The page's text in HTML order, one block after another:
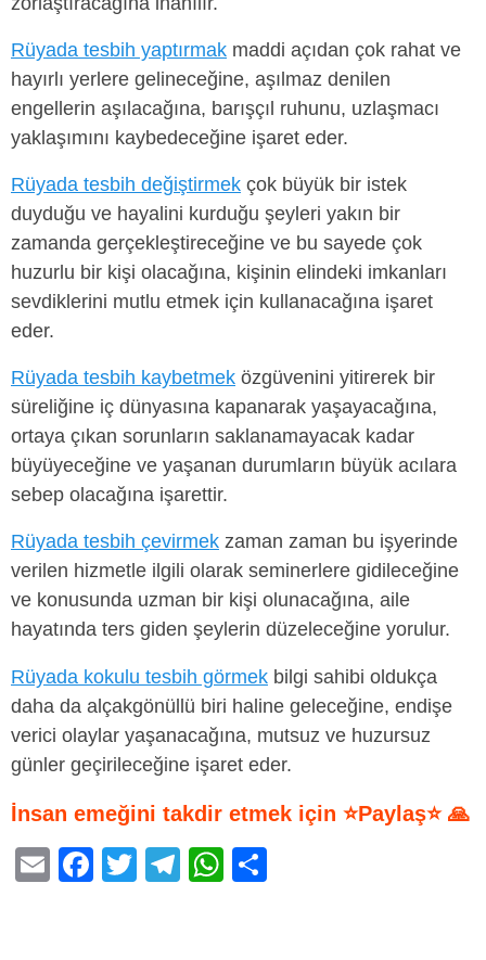
Rüyada tesbih yaptırmak maddi açıdan çok rahat ve
hayırlı yerlere gelineceğine, aşılmaz denilen
engellerin aşılacağına, barışçıl ruhunu, uzlaşmacı
yaklaşımını kaybedeceğine işaret eder.
Rüyada tesbih değiştirmek çok büyük bir istek
duyduğu ve hayalini kurduğu şeyleri yakın bir
zamanda gerçekleştireceğine ve bu sayede çok
huzurlu bir kişi olacağına, kişinin elindeki imkanları
sevdiklerini mutlu etmek için kullanacağına işaret
eder.
Rüyada tesbih kaybetmek özgüvenini yitirerek bir
süreliğine iç dünyasına kapanarak yaşayacağına,
ortaya çıkan sorunların saklanamayacak kadar
büyüyeceğine ve yaşanan durumların büyük acılara
sebep olacağına işarettir.
Rüyada tesbih çevirmek zaman zaman bu işyerinde
verilen hizmetle ilgili olarak seminerlere gidileceğine
ve konusunda uzman bir kişi olunacağına, aile
hayatında ters giden şeylerin düzeleceğine yorulur.
Rüyada kokulu tesbih görmek bilgi sahibi oldukça
daha da alçakgönüllü biri haline geleceğine, endişe
verici olaylar yaşanacağına, mutsuz ve huzursuz
günler geçirileceğine işaret eder.
İnsan emeğini takdir etmek için ⭐Paylaş⭐ 🙏
E
F
T
T
W